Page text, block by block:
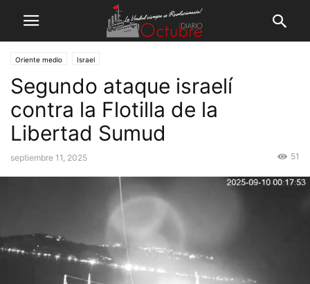
Oriente medio Israel
Segundo ataque israelí
contra la Flotilla de la
Libertad Sumud
septiembre 11, 2025 51